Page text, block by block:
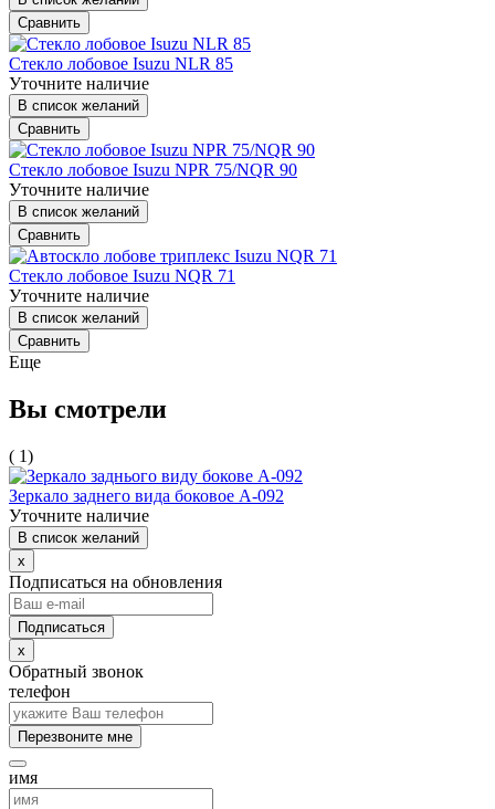
Сравнить
Стекло лобовое Isuzu NLR 85
Уточните наличие
В список желаний
Сравнить
Стекло лобовое Isuzu NPR 75/NQR 90
Уточните наличие
В список желаний
Сравнить
Стекло лобовое Isuzu NQR 71
Уточните наличие
В список желаний
Сравнить
Еще
Вы смотрели
( 1)
Зеркало заднего вида боковое А-092
Уточните наличие
В список желаний
x
Подписаться на обновления
x
Обратный звонок
телефон
Перезвоните мне
имя